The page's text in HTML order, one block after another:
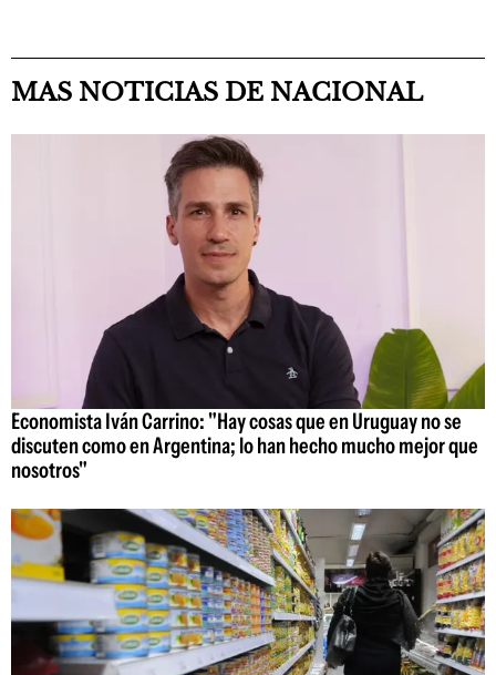
MAS NOTICIAS DE NACIONAL
Economista Iván Carrino: "Hay cosas que en Uruguay no se
discuten como en Argentina; lo han hecho mucho mejor que
nosotros"